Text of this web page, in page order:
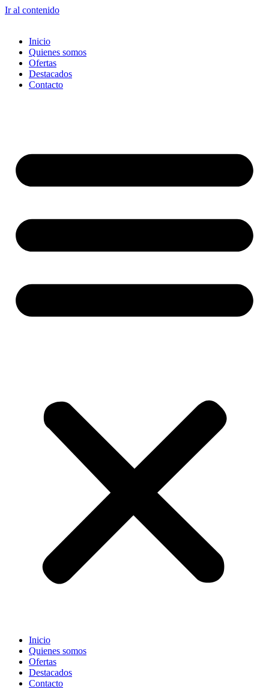
Ir al contenido
Inicio
Quienes somos
Ofertas
Destacados
Contacto
Inicio
Quienes somos
Ofertas
Destacados
Contacto